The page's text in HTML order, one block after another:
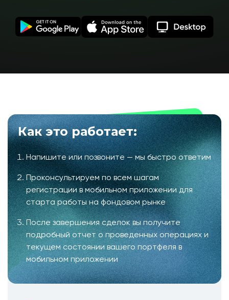
Как это работает:
Напишите или позвоните — мы быстро ответим
Проконсультируем по всем шагам
регистрации в мобильном приложении для
старта работы на фондовом рынке
После завершения сделок вы получите
подробный отчет о проведенных операциях и
текущем состоянии вашего портфеля в
мобильном приложении